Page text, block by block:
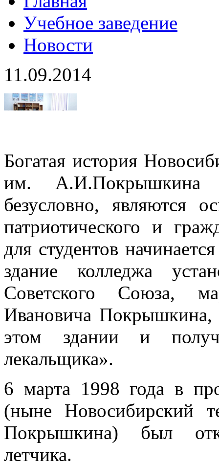
Учебное заведение
Новости
11.09.2014
Богатая история
им. А.И.Покрышкина
безусловно, являются
патриотического и
для студентов
здание колледжа
Советского Союза,
Ивановича
этом здании и
лекальщика».
6 марта 1998 года в
(ныне Новосибирский
Покрышкина) был
летчика.